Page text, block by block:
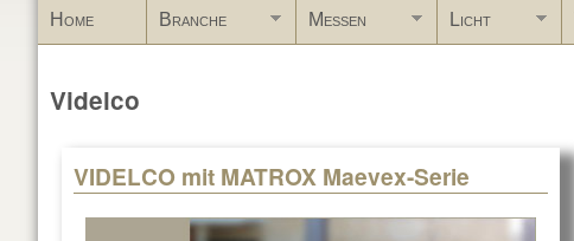
Home Branche Messen Licht
Videlco
VIDELCO mit MATROX Maevex-Serie